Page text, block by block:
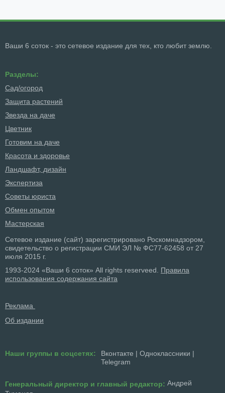
Ваши 6 соток - это сетевое издание для тех, кто любит землю.
Разделы:
Сад/огород
Защита растений
Звезда на даче
Цветник
Готовим на даче
Красота и здоровье
Ландшафт, дизайн
Экспертиза
Советы юриста
Обмен опытом
Мастерская
Сетевое издание (сайт) зарегистрировано Роскомнадзором,
свидетельство о регистрации СМИ ЭЛ № ФС77-62458 от 27
июля 2015 г.
1993-2024 «Ваши 6 соток» All rights reserveed. Правила
использования содержания сайта
Реклама
Об издании
Наши группы в соцсетях: Вконтакте | Одноклассники |
Telegram
Генеральный директор и главный редактор: Андрей